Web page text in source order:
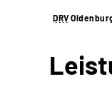
DRV